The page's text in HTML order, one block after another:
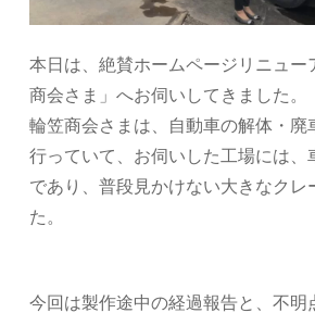
本日は、絶賛ホームページリニュー
商会さま」へお伺いしてきました。
輪笠商会さまは、自動車の解体・廃
行っていて、お伺いした工場には、
であり、普段見かけない大きなクレ
た。
今回は製作途中の経過報告と、不明